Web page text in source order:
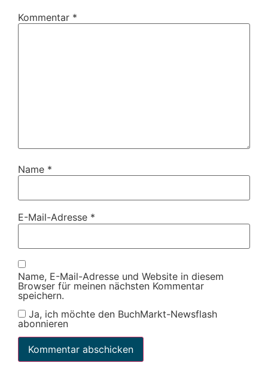
Kommentar *
Name *
E-Mail-Adresse *
Name, E-Mail-Adresse und Website in diesem
Browser für meinen nächsten Kommentar
speichern.
Ja, ich möchte den BuchMarkt-Newsflash
abonnieren